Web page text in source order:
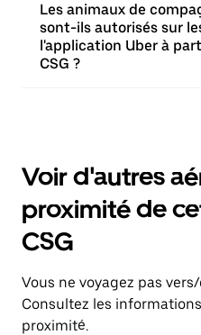
Les animaux de
sont-ils autorisés sur
l'application Uber à
CSG ?
Voir d'autres
proximité de
CSG
Vous ne voyagez pas
Consultez les
proximité.